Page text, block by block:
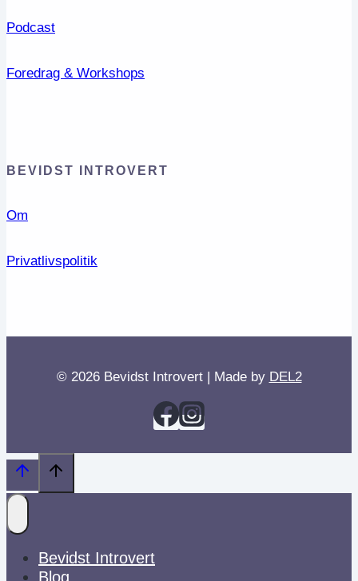
Podcast
Foredrag & Workshops
BEVIDST INTROVERT
Om
Privatlivspolitik
© 2026 Bevidst Introvert | Made by DEL2
Bevidst Introvert
Blog